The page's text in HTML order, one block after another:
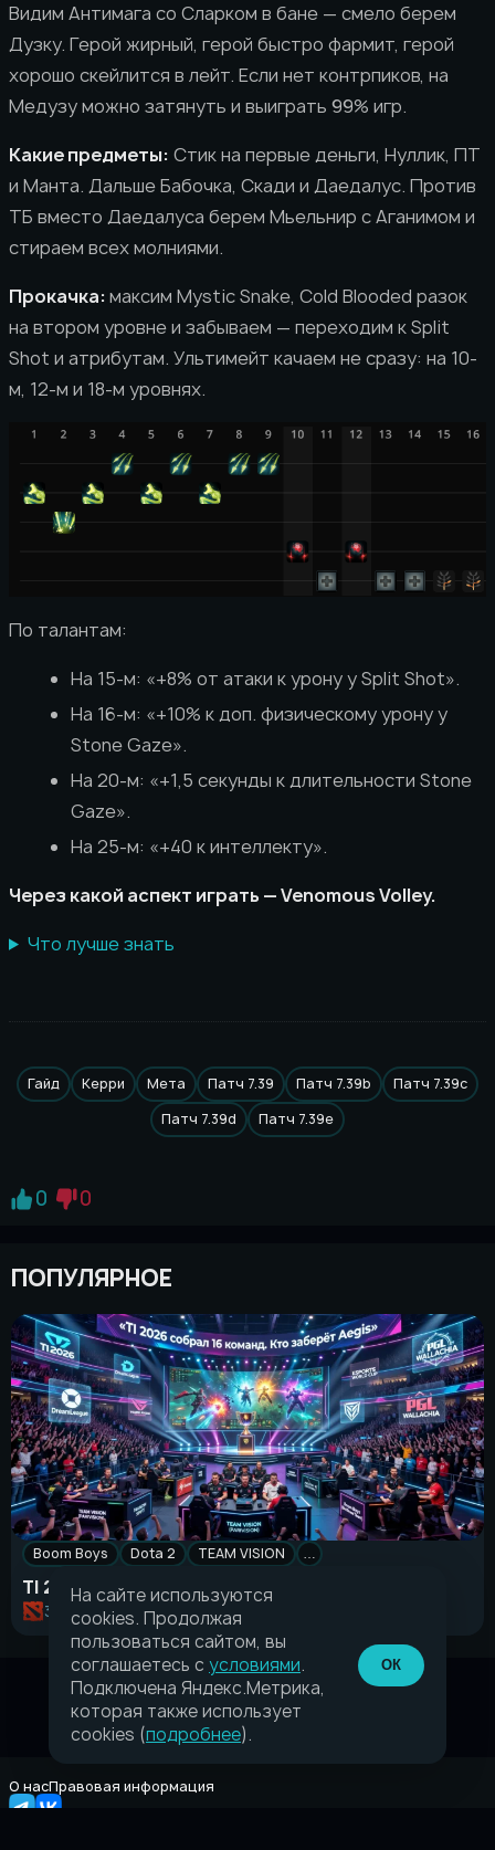
Видим Антимага со Сларком в бане — смело берем
Дузку. Герой жирный, герой быстро фармит, герой
хорошо скейлится в лейт. Если нет контрпиков, на
Медузу можно затянуть и выиграть 99% игр.
Какие предметы: Стик на первые деньги, Нуллик, ПТ
и Манта. Дальше Бабочка, Скади и Даедалус. Против
ТБ вместо Даедалуса берем Мьельнир с Аганимом и
стираем всех молниями.
Прокачка: максим Mystic Snake, Cold Blooded разок
на втором уровне и забываем — переходим к Split
Shot и атрибутам. Ультимейт качаем не сразу: на 10-
м, 12-м и 18-м уровнях.
По талантам:
На 15-м: «+8% от атаки к урону у Split Shot».
На 16-м: «+10% к доп. физическому урону у
Stone Gaze».
На 20-м: «+1,5 секунды к длительности Stone
Gaze».
На 25-м: «+40 к интеллекту».
Через какой аспект играть — Venomous Volley.
Что лучше знать
Гайд Керри Мета Патч 7.39 Патч 7.39b
Патч 7.39c
Патч 7.39d
Патч 7.39e
0 0
ПОПУЛЯРНОЕ
Boom Boys Dota 2 TEAM VISION …
TI 2026 собрал 16 команд. Кто заберёт Aegis
3 часа назад Семён Васильев
О насПравовая информация
На сайте используются
cookies. Продолжая
пользоваться сайтом, вы
соглашаетесь с условиями.
Подключена Яндекс.Метрика,
которая также использует
cookies (подробнее).
ОК